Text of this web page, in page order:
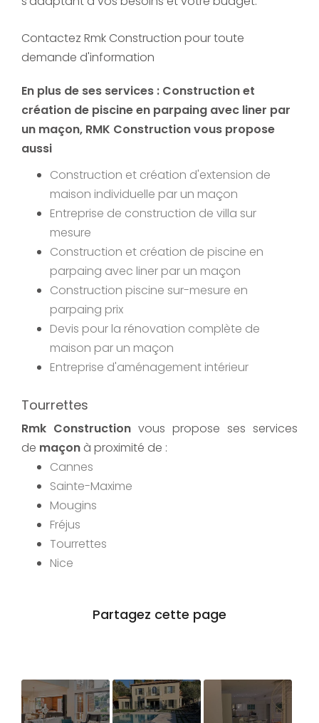
Contactez Rmk Construction pour toute
demande d'information
En plus de ses services : Construction et
création de piscine en parpaing avec liner par
un maçon, RMK Construction vous propose
aussi
Construction et création d'extension de
maison individuelle par un maçon
Entreprise de construction de villa sur
mesure
Construction et création de piscine en
parpaing avec liner par un maçon
Construction piscine sur-mesure en
parpaing prix
Devis pour la rénovation complète de
maison par un maçon
Entreprise d'aménagement intérieur
Tourrettes
Rmk Construction vous propose ses services
de maçon à proximité de :
Cannes
Sainte-Maxime
Mougins
Fréjus
Tourrettes
Nice